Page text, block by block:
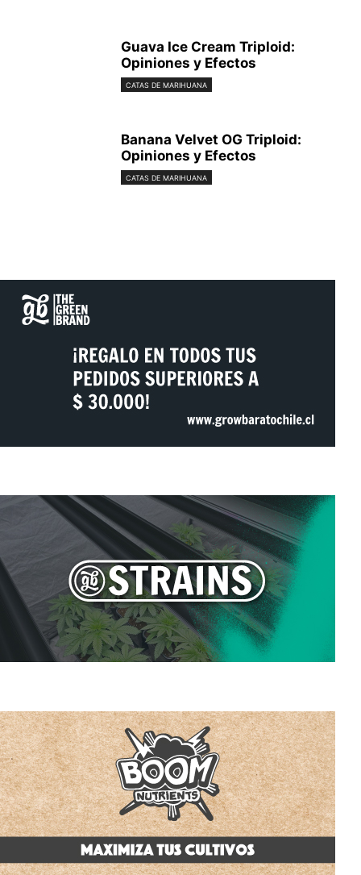
Guava Ice Cream Triploid:
Opiniones y Efectos
CATAS DE MARIHUANA
Banana Velvet OG Triploid:
Opiniones y Efectos
CATAS DE MARIHUANA